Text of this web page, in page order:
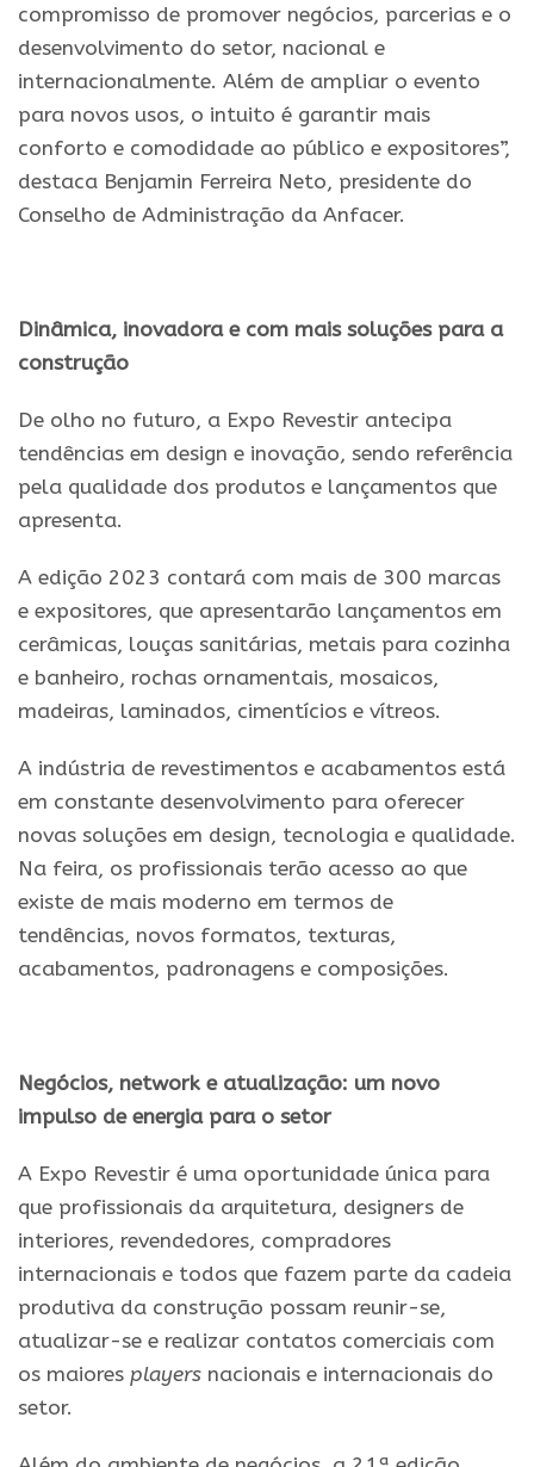
compromisso de promover negócios, parcerias e o
desenvolvimento do setor, nacional e
internacionalmente. Além de ampliar o evento
para novos usos, o intuito é garantir mais
conforto e comodidade ao público e expositores”,
destaca Benjamin Ferreira Neto, presidente do
Conselho de Administração da Anfacer.
Dinâmica, inovadora e com mais soluções para a
construção
De olho no futuro, a Expo Revestir antecipa
tendências em design e inovação, sendo referência
pela qualidade dos produtos e lançamentos que
apresenta.
A edição 2023 contará com mais de 300 marcas
e expositores, que apresentarão lançamentos em
cerâmicas, louças sanitárias, metais para cozinha
e banheiro, rochas ornamentais, mosaicos,
madeiras, laminados, cimentícios e vítreos.
A indústria de revestimentos e acabamentos está
em constante desenvolvimento para oferecer
novas soluções em design, tecnologia e qualidade.
Na feira, os profissionais terão acesso ao que
existe de mais moderno em termos de
tendências, novos formatos, texturas,
acabamentos, padronagens e composições.
Negócios, network e atualização: um novo
impulso de energia para o setor
A Expo Revestir é uma oportunidade única para
que profissionais da arquitetura, designers de
interiores, revendedores, compradores
internacionais e todos que fazem parte da cadeia
produtiva da construção possam reunir-se,
atualizar-se e realizar contatos comerciais com
os maiores players nacionais e internacionais do
setor.